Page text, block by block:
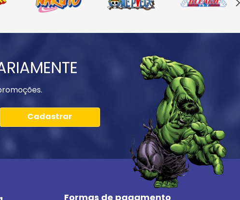
Cadastrar
Formas de pagamento